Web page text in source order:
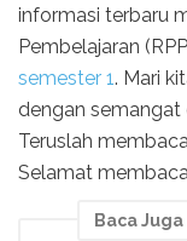
informasi terbaru
Pembelajaran
semester 1. Mari
dengan semangat
Teruslah
Selamat
Baca Juga